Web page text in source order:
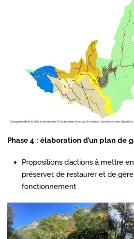
Phase 4 : élaboration d’un plan de
Propositions d’actions à mettre
préserver, de restaurer et de
fonctionnement